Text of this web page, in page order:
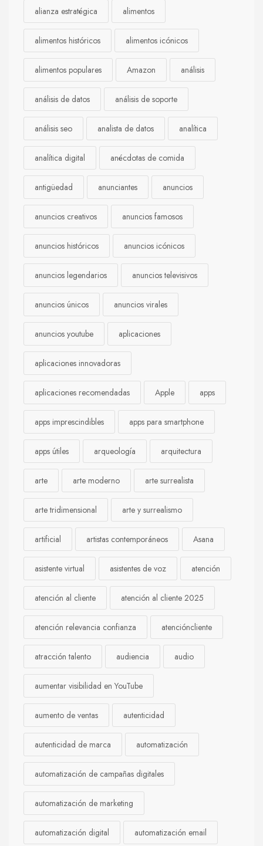
alianza estratégica alimentos
alimentos históricos alimentos icónicos
alimentos populares Amazon análisis
análisis de datos análisis de soporte
análisis seo analista de datos analítica
analítica digital anécdotas de comida
antigüedad anunciantes anuncios
anuncios creativos anuncios famosos
anuncios históricos anuncios icónicos
anuncios legendarios anuncios televisivos
anuncios únicos anuncios virales
anuncios youtube aplicaciones
aplicaciones innovadoras
aplicaciones recomendadas Apple apps
apps imprescindibles apps para smartphone
apps útiles arqueología arquitectura
arte arte moderno arte surrealista
arte tridimensional arte y surrealismo
artificial artistas contemporáneos Asana
asistente virtual asistentes de voz atención
atención al cliente atención al cliente 2025
atención relevancia confianza atencióncliente
atracción talento audiencia audio
aumentar visibilidad en YouTube
aumento de ventas autenticidad
autenticidad de marca automatización
automatización de campañas digitales
automatización de marketing
automatización digital automatización email